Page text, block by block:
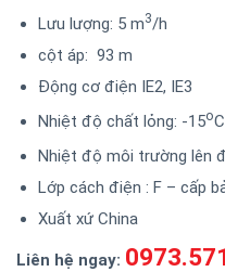
Lưu lượng: 5 m3/h
cột áp: 93 m
Động cơ điện IE2, IE3
Nhiệt độ chất lỏng: -15o
Nhiệt độ môi trường lên
Lớp cách điện : F – cấp
Xuất xứ China
Liên hệ ngay: